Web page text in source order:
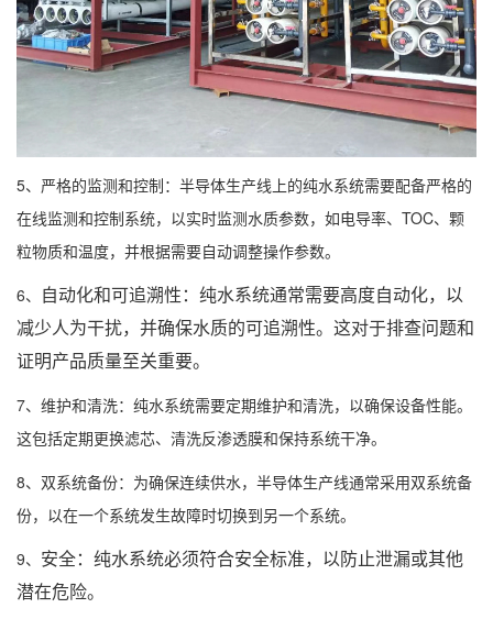
5、严格的监测和控制：半导体生产线上的纯水系统需要配备严格的
在线监测和控制系统，以实时监测水质参数，如电导率、TOC、颗
粒物质和温度，并根据需要自动调整操作参数。
6、 自动化和可追溯性：纯水系统通常需要高度自动化，以
减少人为干扰，并确保水质的可追溯性。这对于排查问题和
证明产品质量至关重要。
7、维护和清洗：纯水系统需要定期维护和清洗，以确保设备性能。
这包括定期更换滤芯、清洗反渗透膜和保持系统干净。
8、双系统备份：为确保连续供水，半导体生产线通常采用双系统备
份，以在一个系统发生故障时切换到另一个系统。
9、 安全：纯水系统必须符合安全标准，以防止泄漏或其他
潜在危险。